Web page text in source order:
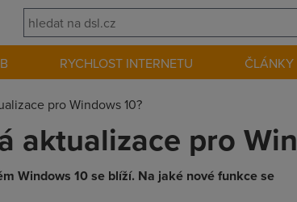
RYCHLOST INTERNETU ČLÁNKY
pro Windows 10?
aktualizace pro
Windows 10 se blíží. Na jaké nové funkce se